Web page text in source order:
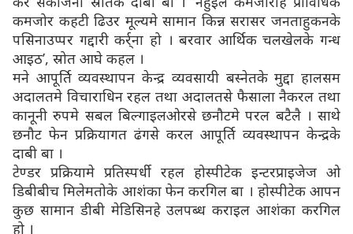
कमजोर कहटी ढिउर मूल्यमे सामान किन्न सरासर जनताहुकनके
पसिनाउप्पर गद्दारी कर्र्ना हो । बरवार आर्थिक चलखेलके गन्ध
आइठ’, स्रोत आघे कहल ।
मने आपूर्ति व्यवस्थापन केन्द्र व्यवसायी बस्नेतके मुद्दा हालसम
अदालतमे विचाराधिन रहल तथा अदालतसे फैसाला नैकरल तथा
कानूनी रुपमे सबल बिल्गाइलओरसे छनौटमे परल बटैलै । साथे
छनौट फेन प्रक्रियागत ढंगसे करल आपूर्ति व्यवस्थापन केन्द्रके
दाबी बा ।
टेण्डर प्रक्रियामे प्रतिस्पर्धी रहल होस्पीटेक इन्टरप्राइजेज ओ
डिबीबीच मिलेमतोके आशंका फेन करगिल बा । होस्पीटेक आपन
कुछ सामान डीबी मेडिसिनहे उलपब्ध कराइल आशंका करगिल
हो ।